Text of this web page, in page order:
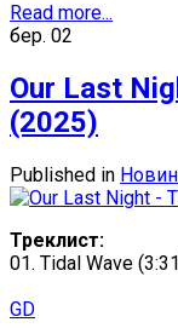
Read more...
бер. 02
Our Last
(2025)
Published in
Треклист:
01. Tidal Wave
GD